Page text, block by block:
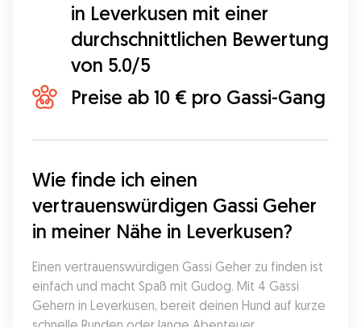
in Leverkusen mit einer
durchschnittlichen Bewertung
von 5.0/5
Preise ab 10 € pro Gassi-Gang
Wie finde ich einen
vertrauenswürdigen Gassi Geher
in meiner Nähe in Leverkusen?
Einen vertrauenswürdigen Gassi Geher zu finden ist
einfach und macht Spaß mit Gudog. Mit 4 Gassi
Gehern in Leverkusen, bereit deinen Hund auf kurze